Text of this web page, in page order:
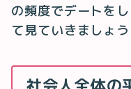
の頻度でデートを
て見ていきましょう